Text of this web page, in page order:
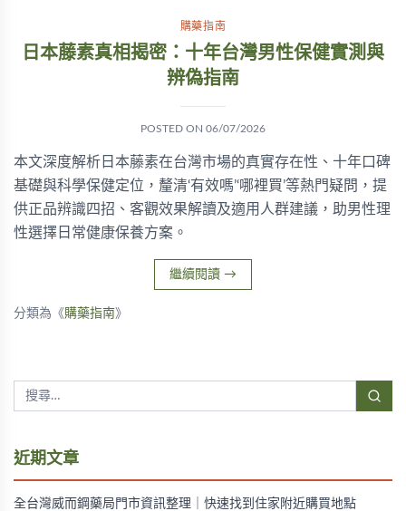
購藥指南
日本藤素真相揭密：十年台灣男性保健實測與
辨偽指南
POSTED ON 06/07/2026
本文深度解析日本藤素在台灣市場的真實存在性、十年口碑
基礎與科學保健定位，釐清‘有效嗎’‘哪裡買’等熱門疑問，提
供正品辨識四招、客觀效果解讀及適用人群建議，助男性理
性選擇日常健康保養方案。
繼續閱讀 →
分類為《購藥指南》
近期文章
全台灣威而鋼藥局門市資訊整理｜快速找到住家附近購買地點